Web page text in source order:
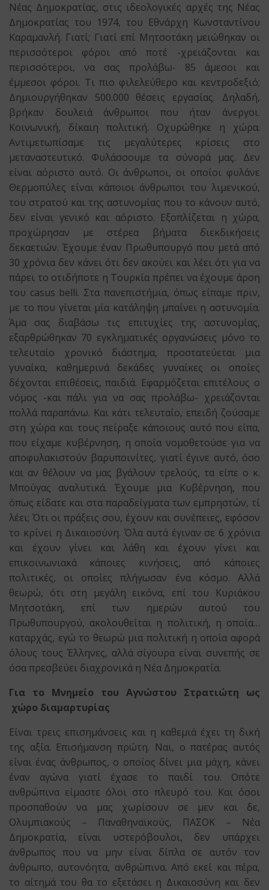
Νέας Δημοκρατίας, στις ιδεολογικές αρχές της Νέας
Δημοκρατίας του 1974, του Εθνάρχη Κωνσταντίνου
Καραμανλή. Γιατί; Γιατί επί Μητσοτάκη μειώθηκαν οι
περισσότεροι φόροι από ποτέ -χρειάζονται και
περισσότεροι, να σας προλάβω- 85 άμεσοι και
έμμεσοι φόροι. Τι πιο φιλελεύθερο και κεντροδεξιό;
Δημιουργήθηκαν 500.000 θέσεις εργασίας. Δηλαδή,
βρήκαν δουλειά άνθρωποι που ήταν άνεργοι.
Κοινωνική, δίκαιη πολιτική. Οχυρώθηκε η χώρα.
Αντιμετωπίσαμε τις μεγαλύτερες κρίσεις στο
μεταναστευτικό. Φυλάσσουμε τα σύνορά μας. Δεν
είναι αόριστο αυτό. Οι άνθρωποι, οι οποίοι φυλάνε
Θερμοπύλες είναι κάποιοι άνθρωποι του λιμενικού,
του στρατού και της αστυνομίας που το κάνουν αυτό,
δεν είναι γενικό και αόριστο. Εξοπλίζεται η χώρα,
προχώρησαν με στέρεα βήματα διεκδικήσεις
δεκαετιών. Έχουμε έναν Πρωθυπουργό που μετά από
30 χρόνια δεν κάνει ότι δεν ακούει και λέει ότι για να
πάρει το οτιδήποτε η Τουρκία πρέπει να έχουμε άρση
του casus belli. Στα πανεπιστήμια, όπως είπαμε πριν,
με το που γίνεται μία κατάληψη μπαίνει η αστυνομία.
Άμα σας διαβάσω τις επιτυχίες της αστυνομίας,
εξαρθρώθηκαν 70 εγκληματικές οργανώσεις μόνο το
τελευταίο χρονικό διάστημα, προστατεύεται μια
γυναίκα, καθημερινά δεκάδες γυναίκες οι οποίες
δέχονται επιθέσεις, παιδιά. Εφαρμόζεται επιτέλους ο
νόμος -και πάλι για να σας προλάβω- χρειάζονται
πολλά παραπάνω. Και κάτι τελευταίο, επειδή ζούσαμε
στη χώρα και τους πείραξε κάποιους αυτό που είπα,
που είχαμε κυβέρνηση, η οποία νομοθετούσε για να
αποφυλακιστούν βαρυποινίτες, γιατί έγινε αυτό, όσο
και αν θέλουν να μας βγάλουν τρελούς, τα είπε ο κ.
Μπούγας αναλυτικά. Έχουμε μια Κυβέρνηση, που
όπως είδατε και στα παραδείγματα των εμπρηστών, τί
λέει; Ότι οι πράξεις σου, έχουν και συνέπειες, εφόσον
το κρίνει η Δικαιοσύνη. Όλα αυτά έγιναν σε 6 χρόνια
και έχουν γίνει και λάθη και έχουν γίνει και
επικοινωνιακά κάποιες κινήσεις, από κάποιες
πολιτικές, οι οποίες πλήγωσαν ένα κόσμο. Αλλά
θεωρώ, ότι στη μεγάλη εικόνα, επί του Κυριάκου
Μητσοτάκη, επί των ημερών αυτού του
Πρωθυπουργού, ακολουθείται η πολιτική, η οποία…
καταρχάς, εγώ το θεωρώ μια πολιτική η οποία αφορά
όλους τους Έλληνες, αλλά σίγουρα είναι συνεπής σε
όσα πρεσβεύει διαχρονικά η Νέα Δημοκρατία.
Για το Μνημείο του Αγνώστου Στρατιώτη ως
χώρο διαμαρτυρίας
Είναι τρεις επισημάνσεις και η καθεμιά έχει τη δική
της αξία. Επισήμανση πρώτη. Ναι, ο πατέρας αυτός
είναι ένας άνθρωπος, ο οποίος δίνει μια μάχη, κάνει
έναν αγώνα γιατί έχασε το παιδί του. Οπότε
ανθρώπινα είμαστε όλοι στο πλευρό του. Και όσοι
προσπαθούν να μας χωρίσουν σε μεν και δε,
Ολυμπιακούς – Παναθηναϊκούς, ΠΑΣΟΚ – Νέα
Δημοκρατία, είναι υστερόβουλοι, δεν υπάρχει
άνθρωπος που να μην είναι δίπλα σε αυτόν τον
άνθρωπο, αυτονόητα, ανθρώπινα. Από εκεί και πέρα,
το αίτημά του θα το εξετάσει η Δικαιοσύνη και δεν